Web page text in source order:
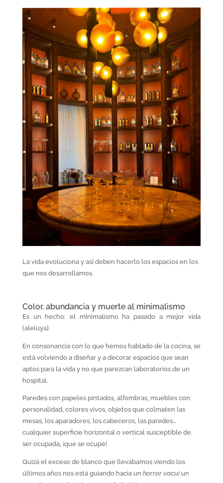
La vida evoluciona y así deben hacerlo los espacios en los
que nos desarrollamos.
Color, abundancia y muerte al minimalismo
Es un hecho: el minimalismo ha pasado a mejor vida
(aleluya).
En consonancia con lo que hemos hablado de la cocina, se
está volviendo a diseñar y a decorar espacios que sean
aptos para la vida y no que parezcan laboratorios de un
hospital.
Paredes con papeles pintados, alfombras, muebles con
personalidad, colores vivos, objetos que colmaten las
mesas, los aparadores, los cabeceros, las paredes…
cualquier superficie horizontal o vertical susceptible de
ser ocupada, ¡que se ocupe!
Quizá el exceso de blanco que llevábamos viendo los
últimos años nos está guiando hacia un horror vacuiun